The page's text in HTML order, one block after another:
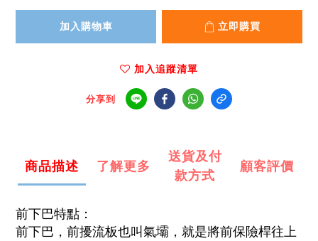
加入購物車 立即購買
加入追蹤清單
分享到
商品描述 了解更多
送貨及付
款方式
顧客評價
前下巴特點：
前下巴，前擾流板也叫氣壩，就是將前保險桿往上